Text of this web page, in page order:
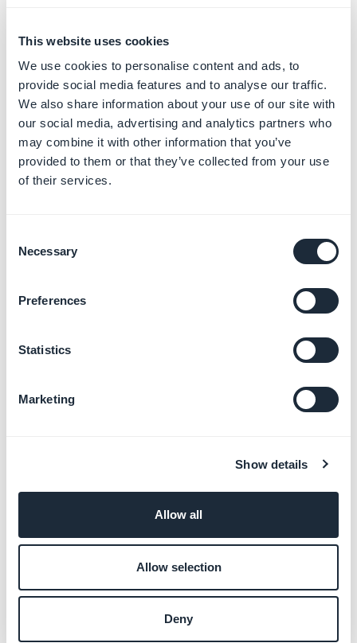
This website uses cookies
We use cookies to personalise content and ads, to
provide social media features and to analyse our traffic.
We also share information about your use of our site with
our social media, advertising and analytics partners who
may combine it with other information that you’ve
provided to them or that they’ve collected from your use
of their services.
Selection
Necessary
Preferences
Statistics
Marketing
Show details
Allow all
Allow selection
Deny
do Flickr
1 - Preencha um título para esta seção
2 - Digite o seunome de usuário(nome de exibição) ou
ID do Flickr.
Se você é um usuário do Flickr, provavelmente sabe: é
o que identifica você no URL do seu perfil.
pública, como mostrado na captura de tela abaixo.
Se o nome de usuário não funcionar, cole o URL da sua
(ou qualquer
número de
. Em seguida, digite esta ID do Flickr
3. Conecte uma galeria
do WMaker